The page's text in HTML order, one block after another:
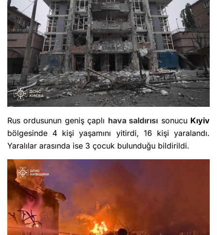
Rus ordusunun geniş çaplı hava saldırısı sonucu Kıyiv
bölgesinde 4 kişi yaşamını yitirdi, 16 kişi yaralandı.
Yaralılar arasında ise 3 çocuk bulunduğu bildirildi.